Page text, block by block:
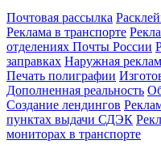
Почтовая рассылка
Реклама в транспорте
отделениях Почты России
заправках Наружная
Печать полиграфии
Дополненная реальность
Создание лендингов
пунктах выдачи СДЭК
мониторах в транспорте